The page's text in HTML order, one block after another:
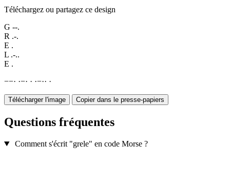
Téléchargez ou partagez ce design
G --.
R .-.
E .
L .-..
E .
−−· ·−· · ·−·· ·
Télécharger l'image Copier dans le presse-papiers
Questions fréquentes
Comment s'écrit "grele" en code Morse ?